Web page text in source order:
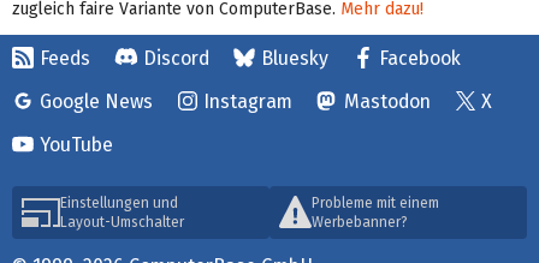
zugleich faire Variante von ComputerBase. Mehr dazu!
Feeds Discord Bluesky
Facebook
Google News
Instagram Mastodon
X
YouTube
Einstellungen und
Layout-Umschalter
Probleme mit einem
Werbebanner?